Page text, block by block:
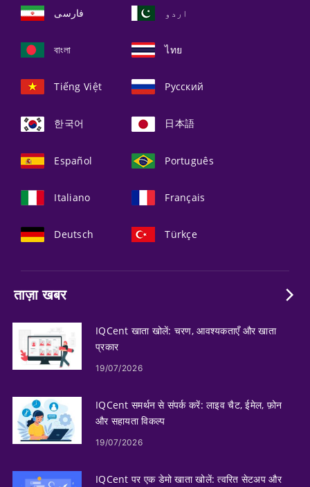
فارسی اردو
বাংলা ไทย
Tiếng Việt Русский
한국어 日本語
Español Português
Italiano Français
Deutsch Türkçe
ताज़ा खबर
IQCent खाता खोलें: चरण, आवश्यकताएँ और खाता
प्रकार
19/07/2026
IQCent समर्थन से संपर्क करें: लाइव चैट, ईमेल, फ़ोन
और सहायता विकल्प
19/07/2026
IQCent पर एक डेमो खाता खोलें: त्वरित सेटअप और